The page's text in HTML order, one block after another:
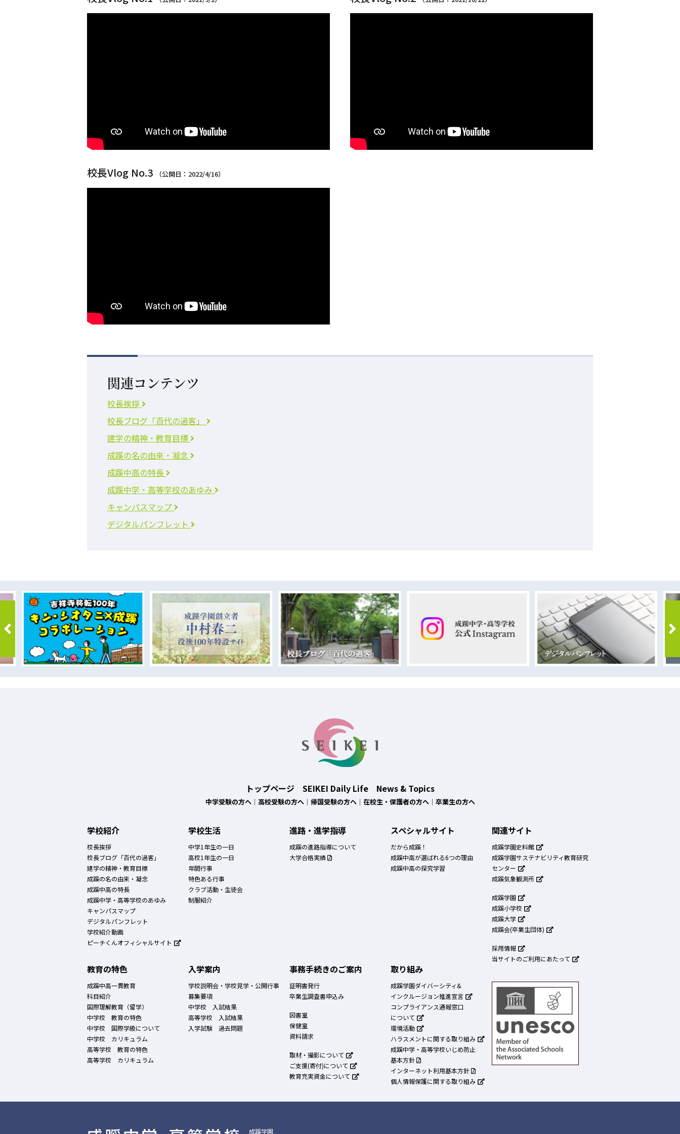
校長Vlog No.3 （公開日：2022/4/16）
関連コンテンツ
校長挨拶
校長ブログ「百代の過客」
建学の精神・教育目標
成蹊の名の由来・凝念
成蹊中高の特長
成蹊中学・高等学校のあゆみ
キャンパスマップ
デジタルパンフレット
トップページ SEIKEI Daily Life News & Topics
中学受験の方へ 高校受験の方へ 帰国受験の方へ 在校生・保護者の方へ 卒業生の方へ
学校紹介
校長挨拶
校長ブログ「百代の過客」
建学の精神・教育目標
成蹊の名の由来・凝念
成蹊中高の特長
成蹊中学・高等学校のあゆみ
キャンパスマップ
デジタルパンフレット
学校紹介動画
ピーチくんオフィシャルサイト
学校生活
中学1年生の一日
高校1年生の一日
年間行事
特色ある行事
クラブ活動・生徒会
制服紹介
進路・進学指導
成蹊の進路指導について
大学合格実績
スペシャルサイト
だから成蹊！
成蹊中高が選ばれる6つの理由
成蹊中高の探究学習
教育の特色
成蹊中高一貫教育
科目紹介
国際理解教育（留学）
中学校 教育の特色
中学校 国際学級について
中学校 カリキュラム
高等学校 教育の特色
高等学校 カリキュラム
入学案内
学校説明会・学校見学・公開行事
募集要項
中学校 入試結果
高等学校 入試結果
入学試験 過去問題
事務手続きのご案内
証明書発行
卒業生調査書申込み
図書室
保健室
資料請求
取材・撮影について
ご支援(寄付)について
教育充実資金について
取り組み
成蹊学園ダイバーシティ&
インクルージョン推進宣言
コンプライアンス通報窓口
について
環境活動
ハラスメントに関する取り組み
成蹊中学・高等学校いじめ防止
基本方針
インターネット利用基本方針
個人情報保護に関する取り組み
関連サイト
成蹊学園史料館
成蹊学園サステナビリティ教育研究
センター
成蹊気象観測所
成蹊学園
成蹊小学校
成蹊大学
成蹊会(卒業生団体)
採用情報
当サイトのご利用にあたって
成蹊学園